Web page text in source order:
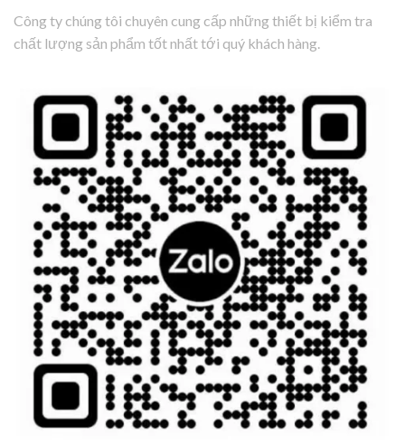
Công ty chúng tôi chuyên cung cấp những thiết bị kiểm tra
chất lượng sản phẩm tốt nhất tới quý khách hàng.